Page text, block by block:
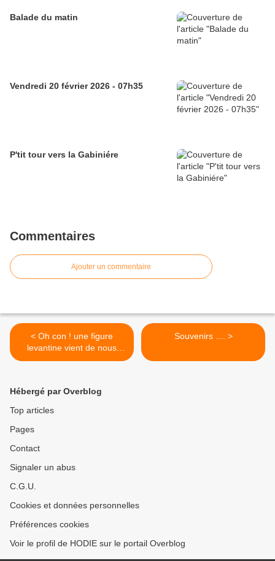
Balade du matin
Vendredi 20 février 2026 - 07h35
P'tit tour vers la Gabiniére
Commentaires
Ajouter un commentaire
< Oh con ! une figure
levantine vient de nous
quitter !
Souvenirs .... >
Hébergé par Overblog
Top articles
Pages
Contact
Signaler un abus
C.G.U.
Cookies et données personnelles
Préférences cookies
Voir le profil de HODIE sur le portail Overblog